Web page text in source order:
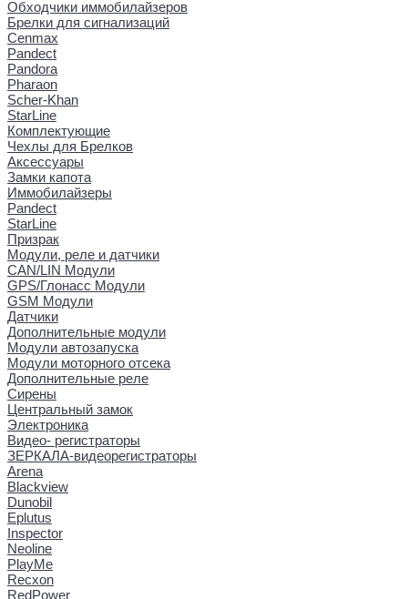
Обходчики иммобилайзеров
Брелки для сигнализаций
Cenmax
Pandect
Pandora
Pharaon
Scher-Khan
StarLine
Комплектующие
Чехлы для Брелков
Аксессуары
Замки капота
Иммобилайзеры
Pandect
StarLine
Призрак
Модули, реле и датчики
CAN/LIN Модули
GPS/Глонасс Модули
GSM Модули
Датчики
Дополнительные модули
Модули автозапуска
Модули моторного отсека
Дополнительные реле
Сирены
Центральный замок
Электроника
Видео- регистраторы
ЗЕРКАЛА-видеорегистраторы
Arena
Blackview
Dunobil
Eplutus
Inspector
Neoline
PlayMe
Recxon
RedPower